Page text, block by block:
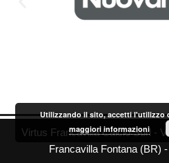
Virtus Francavilla Calcio Surl -
Francavilla Fontana (BR)
Utilizzando il sito, accetti l'utilizzo
maggiori informazioni